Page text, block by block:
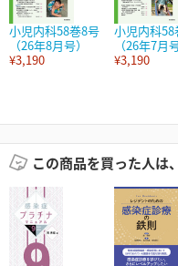
小児内科58巻8号
（26年8月号）
¥3,190
小児内科58
（26年7月号
¥3,190
この商品を買った人は